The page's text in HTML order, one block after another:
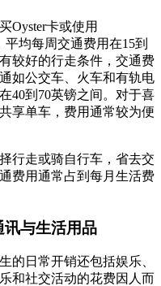
Oyster卡或使用
平均每周交通费用在15到
较好的行走条件，交通费
如公交车、火车和有轨电
40到70英镑之间。对于喜
享单车，费用通常较为便
行走或骑自行车，省去交
费用通常占到每月生活费
讯与生活用品
的日常开销还包括娱乐、
和社交活动的花费因人而